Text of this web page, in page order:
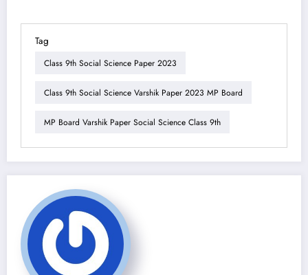
Tag
Class 9th Social Science Paper 2023
Class 9th Social Science Varshik Paper 2023 MP Board
MP Board Varshik Paper Social Science Class 9th